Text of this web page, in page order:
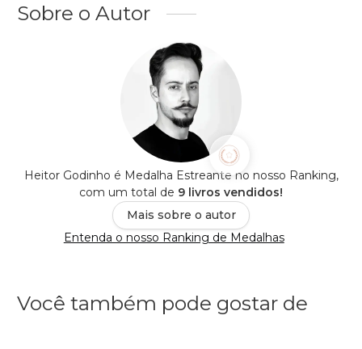
Sobre o Autor
Heitor Godinho é Medalha Estreante no nosso Ranking,
com um total de 9 livros vendidos!
Mais sobre o autor
Entenda o nosso Ranking de Medalhas
Você também pode gostar de